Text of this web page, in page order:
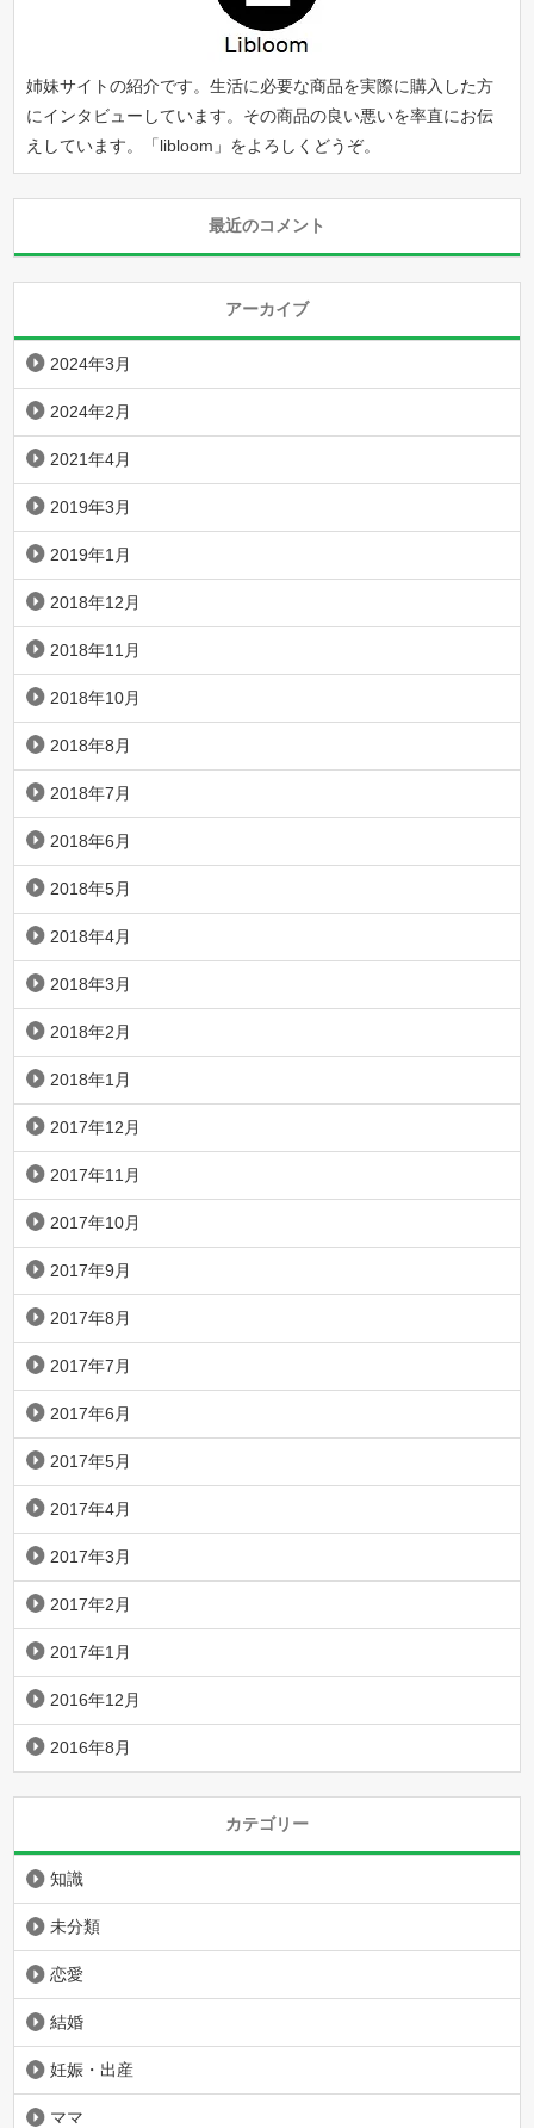
姉妹サイトの紹介です。生活に必要な商品を実際に購入した方
にインタビューしています。その商品の良い悪いを率直にお伝
えしています。「libloom 」をよろしくどうぞ。
最近のコメント
アーカイブ
2024年3月
2024年2月
2021年4月
2019年3月
2019年1月
2018年12月
2018年11月
2018年10月
2018年8月
2018年7月
2018年6月
2018年5月
2018年4月
2018年3月
2018年2月
2018年1月
2017年12月
2017年11月
2017年10月
2017年9月
2017年8月
2017年7月
2017年6月
2017年5月
2017年4月
2017年3月
2017年2月
2017年1月
2016年12月
2016年8月
カテゴリー
知識
未分類
恋愛
結婚
妊娠・出産
ママ